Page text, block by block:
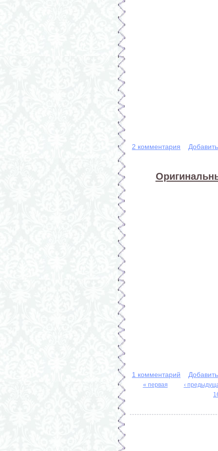
2 комментария
1 комментарий
« первая
‹